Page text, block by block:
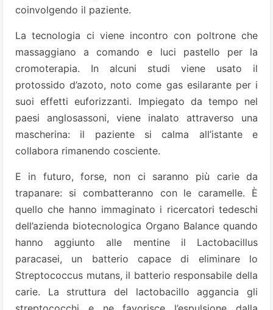
coinvolgendo il paziente.
La tecnologia ci viene incontro con poltrone che
massaggiano a comando e luci pastello per la
cromoterapia. In alcuni studi viene usato il
protossido d’azoto, noto come gas esilarante per i
suoi effetti euforizzanti. Impiegato da tempo nel
paesi anglosassoni, viene inalato attraverso una
mascherina: il paziente si calma all’istante e
collabora rimanendo cosciente.
E in futuro, forse, non ci saranno più carie da
trapanare: si combatteranno con le caramelle. È
quello che hanno immaginato i ricercatori tedeschi
dell’azienda biotecnologica Organo Balance quando
hanno aggiunto alle mentine il Lactobacillus
paracasei, un batterio capace di eliminare lo
Streptococcus mutans, il batterio responsabile della
carie. La struttura del lactobacillo aggancia gli